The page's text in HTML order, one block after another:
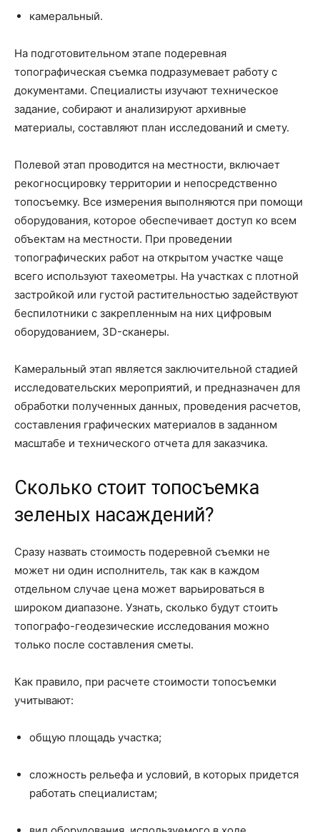
камеральный.
На подготовительном этапе подеревная
топографическая съемка подразумевает работу с
документами. Специалисты изучают техническое
задание, собирают и анализируют архивные
материалы, составляют план исследований и смету.
Полевой этап проводится на местности, включает
рекогносцировку территории и непосредственно
топосъемку. Все измерения выполняются при помощи
оборудования, которое обеспечивает доступ ко всем
объектам на местности. При проведении
топографических работ на открытом участке чаще
всего используют тахеометры. На участках с плотной
застройкой или густой растительностью задействуют
беспилотники с закрепленным на них цифровым
оборудованием, 3D-сканеры.
Камеральный этап является заключительной стадией
исследовательских мероприятий, и предназначен для
обработки полученных данных, проведения расчетов,
составления графических материалов в заданном
масштабе и технического отчета для заказчика.
Сколько стоит топосъемка
зеленых насаждений?
Сразу назвать стоимость подеревной съемки не
может ни один исполнитель, так как в каждом
отдельном случае цена может варьироваться в
широком диапазоне. Узнать, сколько будут стоить
топографо-геодезические исследования можно
только после составления сметы.
Как правило, при расчете стоимости топосъемки
учитывают:
общую площадь участка;
сложность рельефа и условий, в которых придется
работать специалистам;